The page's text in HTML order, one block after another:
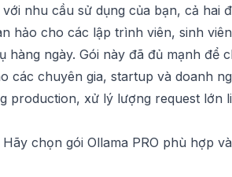
nhu cầu sử dụng của bạn, cả hai
hảo cho các lập trình viên, sinh
ngày. Gói này đã đủ mạnh để
các chuyên gia, startup và doanh
production, xử lý lượng request lớn
chọn gói Ollama PRO phù hợp